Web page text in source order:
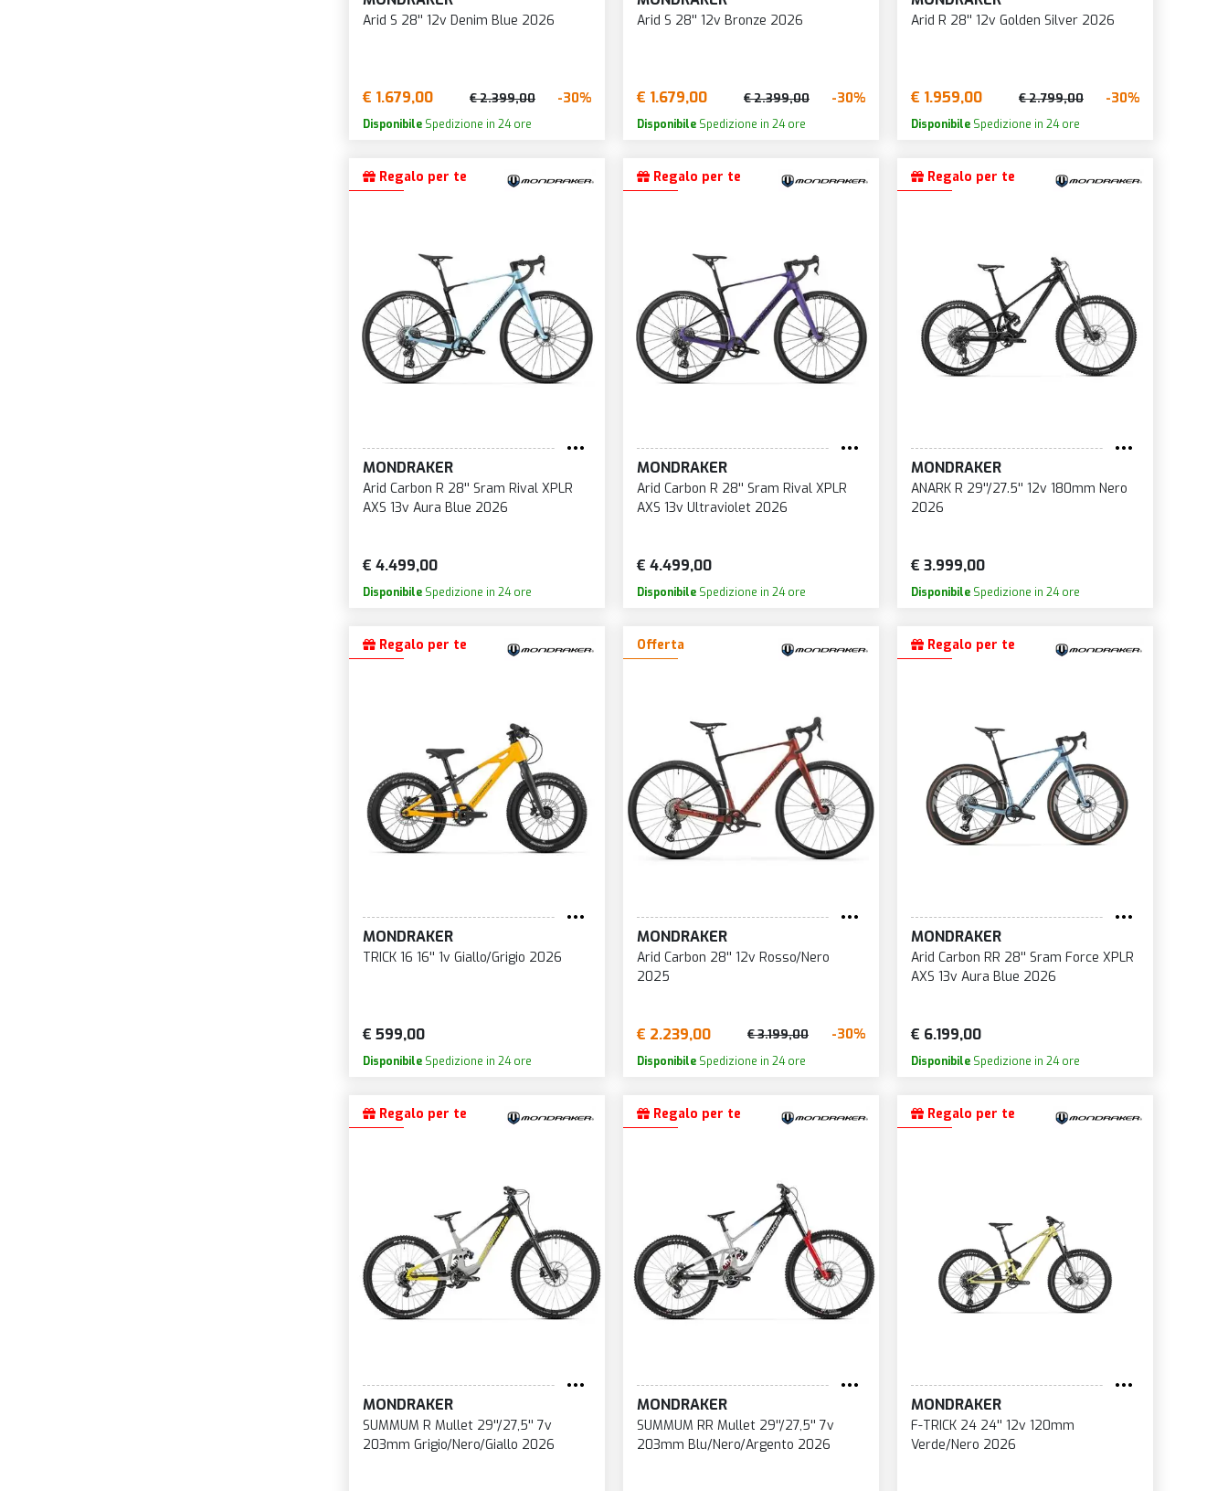
Arid S 28'' 12v Denim Blue 2026
€ 1.679,00 € 2.399,00 -30%
Disponibile Spedizione in 24 ore
Arid S 28'' 12v Bronze 2026
€ 1.679,00 € 2.399,00 -30%
DisponibileSpedizione in 24 ore
Arid R 28'' 12v Golden Silver 2026
€ 1.959,00 € 2.799,00 -30%
DisponibileSpedizione in 24 ore
Regalo per te
MONDRAKER
Arid Carbon R 28'' Sram Rival XPLR
AXS 13v Aura Blue 2026
€ 4.499,00
Disponibile Spedizione in 24 ore
Regalo per te
MONDRAKER
Arid Carbon R 28'' Sram Rival XPLR
AXS 13v Ultraviolet 2026
€ 4.499,00
DisponibileSpedizione in 24 ore
Regalo per te
MONDRAKER
ANARK R 29''/27.5'' 12v 180mm Nero
2026
€ 3.999,00
DisponibileSpedizione in 24 ore
Regalo per te
MONDRAKER
TRICK 16 16'' 1v Giallo/Grigio 2026
€ 599,00
Disponibile Spedizione in 24 ore
Offerta
MONDRAKER
Arid Carbon 28'' 12v Rosso/Nero
2025
€ 2.239,00 € 3.199,00 -30%
DisponibileSpedizione in 24 ore
Regalo per te
MONDRAKER
Arid Carbon RR 28'' Sram Force XPLR
AXS 13v Aura Blue 2026
€ 6.199,00
DisponibileSpedizione in 24 ore
Regalo per te
MONDRAKER
SUMMUM R Mullet 29''/27,5'' 7v
203mm Grigio/Nero/Giallo 2026
Regalo per te
MONDRAKER
SUMMUM RR Mullet 29''/27,5'' 7v
203mm Blu/Nero/Argento 2026
Regalo per te
MONDRAKER
F-TRICK 24 24'' 12v 120mm
Verde/Nero 2026